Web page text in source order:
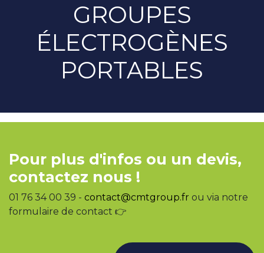
GROUPES
ÉLECTROGÈNES
PORTABLES
Pour plus d'infos ou un devis,
contactez nous !
01 76 34 00 39 - contact@cmtgroup.fr ou via notre
formulaire de contact 👉